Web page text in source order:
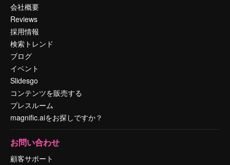
会社概要
Reviews
採用情報
検索トレンド
ブログ
イベント
Slidesgo
コンテンツを販売する
プレスルーム
magnific.aiをお探しですか？
お問い合わせ
顧客サポート